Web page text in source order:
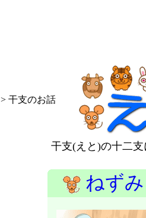
> 干支のお話
干支(えと)の十二
ねずみ